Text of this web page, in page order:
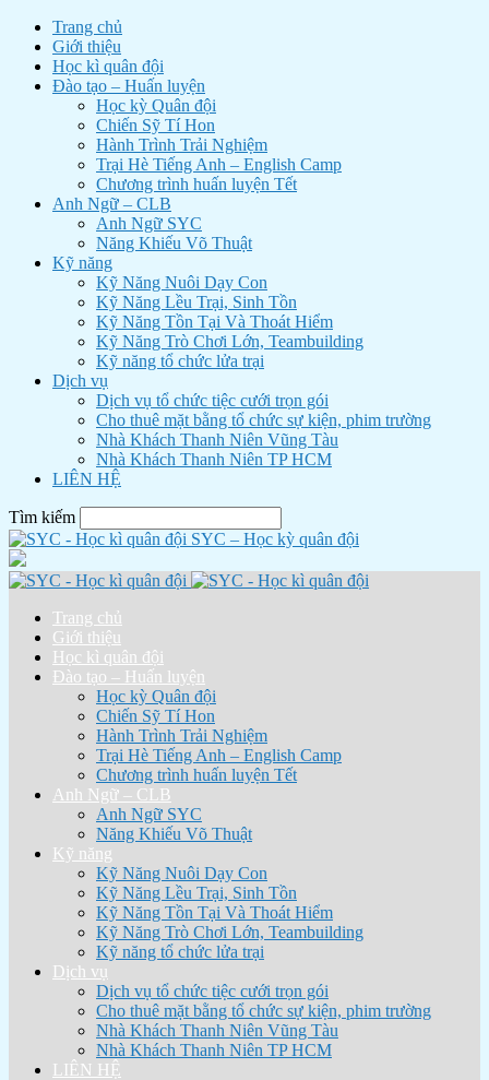
Trang chủ
Giới thiệu
Học kì quân đội
Đào tạo – Huấn luyện
Học kỳ Quân đội
Chiến Sỹ Tí Hon
Hành Trình Trải Nghiệm
Trại Hè Tiếng Anh – English Camp
Chương trình huấn luyện Tết
Anh Ngữ – CLB
Anh Ngữ SYC
Năng Khiếu Võ Thuật
Kỹ năng
Kỹ Năng Nuôi Dạy Con
Kỹ Năng Lều Trại, Sinh Tồn
Kỹ Năng Tồn Tại Và Thoát Hiểm
Kỹ Năng Trò Chơi Lớn, Teambuilding
Kỹ năng tổ chức lửa trại
Dịch vụ
Dịch vụ tổ chức tiệc cưới trọn gói
Cho thuê mặt bằng tổ chức sự kiện, phim trường
Nhà Khách Thanh Niên Vũng Tàu
Nhà Khách Thanh Niên TP HCM
LIÊN HỆ
Tìm kiếm
SYC – Học kỳ quân đội
Trang chủ
Giới thiệu
Học kì quân đội
Đào tạo – Huấn luyện
Học kỳ Quân đội
Chiến Sỹ Tí Hon
Hành Trình Trải Nghiệm
Trại Hè Tiếng Anh – English Camp
Chương trình huấn luyện Tết
Anh Ngữ – CLB
Anh Ngữ SYC
Năng Khiếu Võ Thuật
Kỹ năng
Kỹ Năng Nuôi Dạy Con
Kỹ Năng Lều Trại, Sinh Tồn
Kỹ Năng Tồn Tại Và Thoát Hiểm
Kỹ Năng Trò Chơi Lớn, Teambuilding
Kỹ năng tổ chức lửa trại
Dịch vụ
Dịch vụ tổ chức tiệc cưới trọn gói
Cho thuê mặt bằng tổ chức sự kiện, phim trường
Nhà Khách Thanh Niên Vũng Tàu
Nhà Khách Thanh Niên TP HCM
LIÊN HỆ